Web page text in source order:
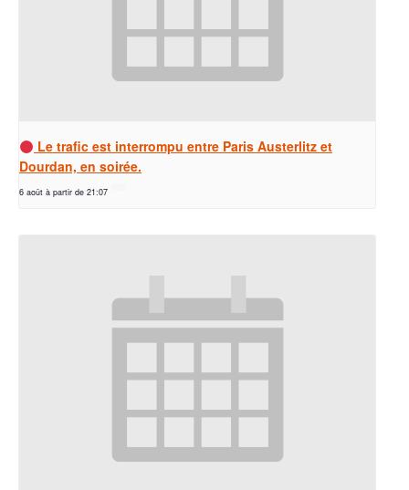
Le trafic est interrompu entre Paris Austerlitz et
Dourdan, en soirée.
6 août à partir de 21:07